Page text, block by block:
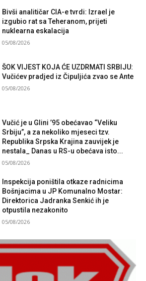
Bivši analitičar CIA-e tvrdi: Izrael je
izgubio rat sa Teheranom, prijeti
nuklearna eskalacija
05/08/2026
ŠOK VIJEST KOJA ĆE UZDRMATI SRBIJU:
Vučićev pradjed iz Čipuljića zvao se Ante
05/08/2026
Vučić je u Glini ’95 obećavao “Veliku
Srbiju”, a za nekoliko mjeseci tzv.
Republika Srpska Krajina zauvijek je
nestala_ Danas u RS-u obećava isto...
05/08/2026
Inspekcija poništila otkaze radnicima
Bošnjacima u JP Komunalno Mostar:
Direktorica Jadranka Senkić ih je
otpustila nezakonito
05/08/2026